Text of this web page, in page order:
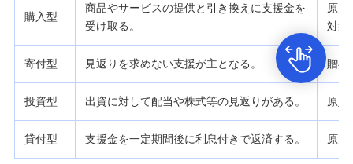
購入型
商品やサービスの提供と引き換えに支援金を
受け取る。
原則
対象
寄付型 見返りを求めない支援が主となる。 贈与
投資型 出資に対して配当や株式等の見返りがある。 原則
貸付型 支援金を一定期間後に利息付きで返済する。 原則